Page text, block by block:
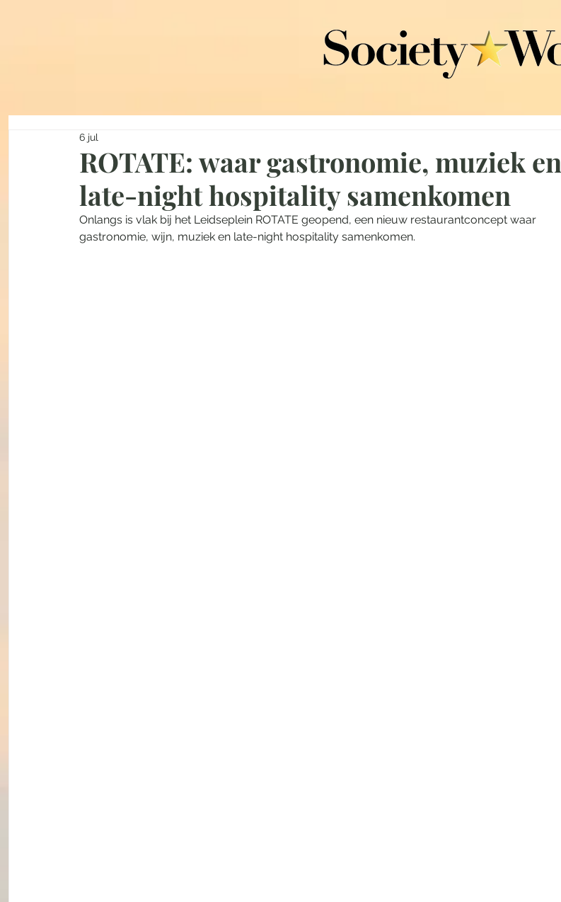
ROTATE: waar gastronomie, muziek en
late-night hospitality samenkomen
6 jul
Onlangs is vlak bij het Leidseplein ROTATE geopend, een nieuw restaurantconcept waar
gastronomie, wijn, muziek en late-night hospitality samenkomen.